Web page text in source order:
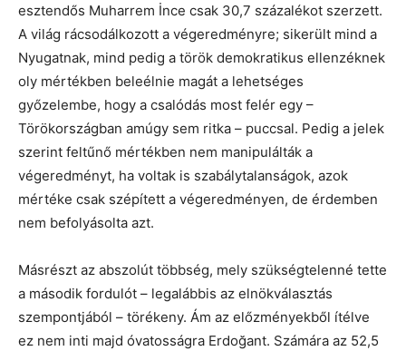
esztendős Muharrem İnce csak 30,7 százalékot szerzett.
A világ rácsodálkozott a végeredményre; sikerült mind a
Nyugatnak, mind pedig a török demokratikus ellenzéknek
oly mértékben beleélnie magát a lehetséges
győzelembe, hogy a csalódás most felér egy –
Törökországban amúgy sem ritka – puccsal. Pedig a jelek
szerint feltűnő mértékben nem manipulálták a
végeredményt, ha voltak is szabálytalanságok, azok
mértéke csak szépített a végeredményen, de érdemben
nem befolyásolta azt.
Másrészt az abszolút többség, mely szükségtelenné tette
a második fordulót – legalábbis az elnökválasztás
szempontjából – törékeny. Ám az előzményekből ítélve
ez nem inti majd óvatosságra Erdoğant. Számára az 52,5